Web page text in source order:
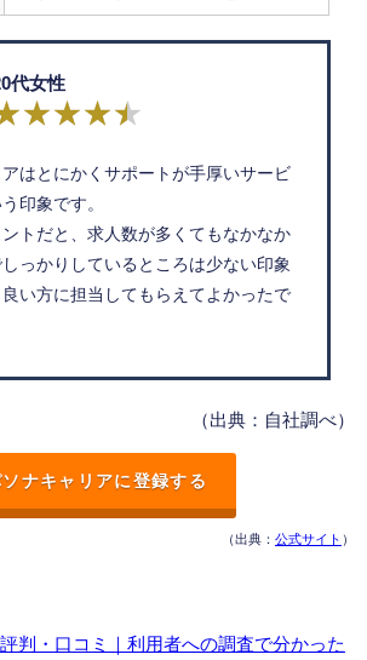
代女性
はとにかくサポートが手厚いサービ
印象です。
トだと、求人数が多くてもなかなか
っかりしているところは少ない印象
い方に担当してもらえてよかったで
（出典：自社調べ）
ソナキャリアに登録する
（出典： 公式サイト ）
判・口コミ｜利用者への調査で分かった